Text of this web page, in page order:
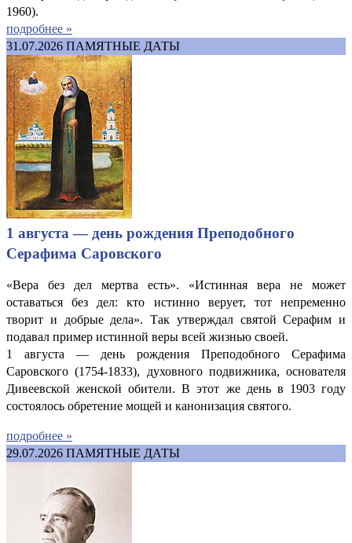
1960).
подробнее »
31.07.2026 ПАМЯТНЫЕ ДАТЫ
1 августа — день рождения Преподобного
Серафима Саровского
«Вера без дел мертва есть». «Истинная вера не может
оставаться без дел: кто истинно верует, тот непременно
творит и добрые дела». Так утверждал святой Серафим и
подавал пример истинной веры всей жизнью своей.
1 августа — день рождения Преподобного Серафима
Саровского (1754-1833), духовного подвижника, основателя
Дивеевской женской обители. В этот же день в 1903 году
состоялось обретение мощей и канонизация святого.
подробнее »
29.07.2026 ПАМЯТНЫЕ ДАТЫ